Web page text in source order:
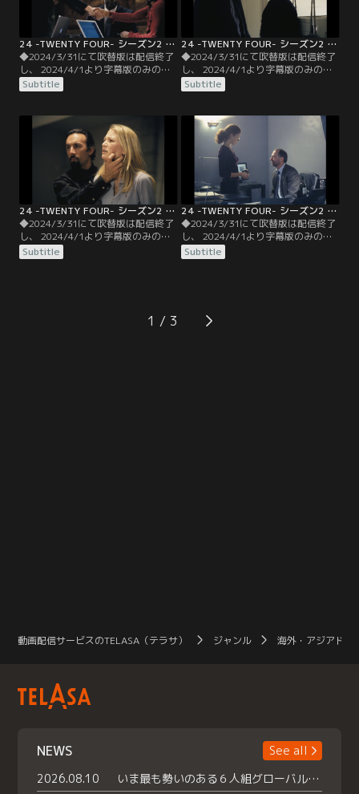
24 -TWENTY FOUR- シーズン2 第07話／字幕
◆2024/3/31にて吹替版は配信終了
し、 2024/4/1より字幕版のみの配
信となります。予めご了承くださ
い。◆字幕／第07話 Day2 2：00
のアジトがあるビサリアへ着いたジ
ャックは、ニーナに隠しカメラをつ
けて潜入させ核爆弾のありかを聞き
出すように仕向ける。
Subtitle
24 -TWENTY FOUR- シーズン2 第08話／字幕
◆2024/3/31にて吹替版は配信終了
し、 2024/4/1より字幕版のみの配
信となります。予めご了承くださ
い。◆字幕／第08話 Day2 3：00
ーランドは「核の脅威」をニュース
番組で暴露し、大統領がそれを隠そ
うとしていると報道する。やはり、
裏切り者がいるのか？
Subtitle
24 -TWENTY FOUR- シーズン2 第09話／字幕
◆2024/3/31にて吹替版は配信終了
し、 2024/4/1より字幕版のみの配
信となります。予めご了承くださ
い。◆字幕／第09話 Day2 4：00
襲われる。やむなくニーナの手錠を
Subtitle
24 -TWENTY FOUR- シーズン2 第10話／字幕
◆2024/3/31にて吹替版は配信終了
し、 2024/4/1より字幕版のみの配
信となります。予めご了承くださ
い。◆字幕／第10話 Day2 5：00
ケイトを救出するが、アリはすでに
立ち去った後だった。
Subtitle
1
動画配信サービスのTELASA（テラサ） ジャンル 海外・アジアドラ
NEWS
See all
2026.08.10
いま最も勢いのある６人組グローバルグル ープ NCT WISHの地上波初冠特番 『NCT WISHの放課後グランプリ』放送決定 メンバーたちが３ペアに分かれ 【平成】をテーマにしたスペシャル企画 で対決 番組撮り下ろしのパフォーマンスも！ TELASA（テラサ）では放送終了後から オリジナルコンテンツを大量配信！